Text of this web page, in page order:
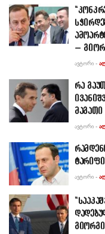
–
ᲐᲕᲢᲝᲠᲘ -
რა
ᲐᲕᲢᲝᲠᲘ -
ᲐᲕᲢᲝᲠᲘ -